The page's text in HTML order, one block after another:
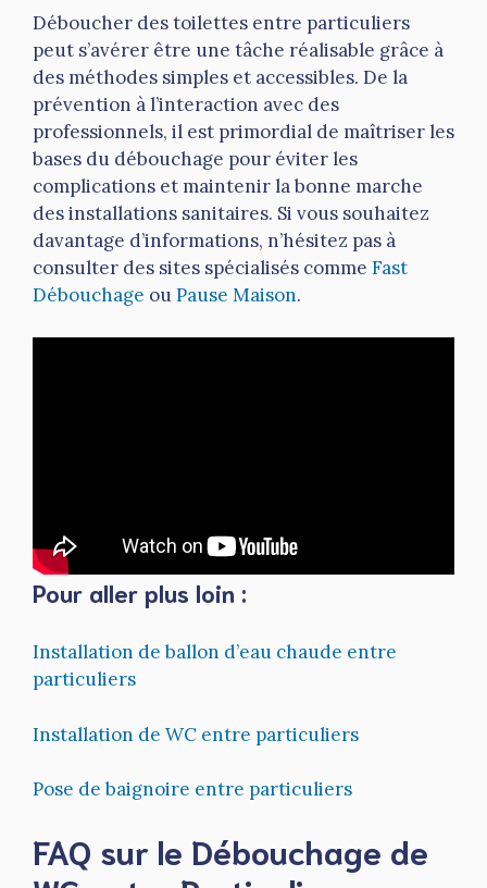
Déboucher des toilettes entre particuliers
peut s’avérer être une tâche réalisable grâce à
des méthodes simples et accessibles. De la
prévention à l’interaction avec des
professionnels, il est primordial de maîtriser les
bases du débouchage pour éviter les
complications et maintenir la bonne marche
des installations sanitaires. Si vous souhaitez
davantage d’informations, n’hésitez pas à
consulter des sites spécialisés comme Fast
Débouchage ouPause Maison.
Pour aller plus loin :
Installation de ballon d’eau chaude entre
particuliers
Installation de WC entre particuliers
Pose de baignoire entre particuliers
FAQ sur le Débouchage de